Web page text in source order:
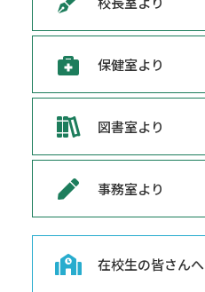
保健室より
図書室より
事務室より
在校生の皆さんへ